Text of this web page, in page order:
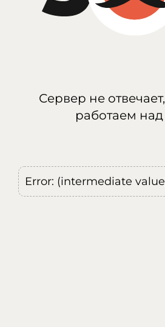
Сервер не
работаем